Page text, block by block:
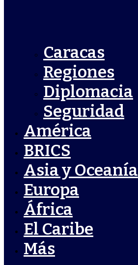
Caracas
Regiones
Diplomacia
Seguridad
América
BRICS
Asia y Oceanía
Europa
África
El Caribe
Más